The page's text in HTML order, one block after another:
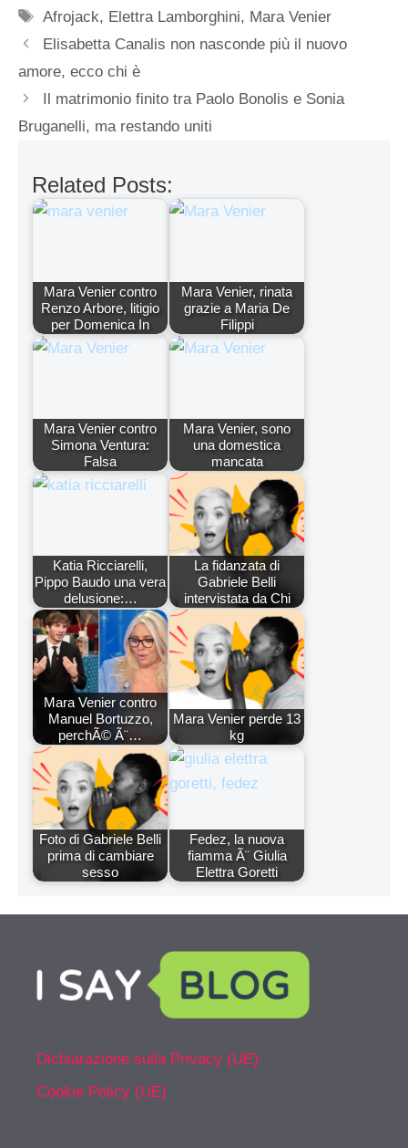
Tag
Afrojack, Elettra Lamborghini, Mara Venier
Elisabetta Canalis non nasconde più il nuovo
amore, ecco chi è
Il matrimonio finito tra Paolo Bonolis e Sonia
Bruganelli, ma restando uniti
Related Posts:
Mara Venier contro
Renzo Arbore, litigio
per Domenica In
Mara Venier, rinata
grazie a Maria De
Filippi
Mara Venier contro
Simona Ventura:
Falsa
Mara Venier, sono
una domestica
mancata
Katia Ricciarelli,
Pippo Baudo una vera
delusione:…
La fidanzata di
Gabriele Belli
intervistata da Chi
Mara Venier contro
Manuel Bortuzzo,
perchÃ© Ã¨…
Mara Venier perde 13
kg
Foto di Gabriele Belli
prima di cambiare
sesso
Fedez, la nuova
fiamma Ã¨ Giulia
Elettra Goretti
Dichiarazione sulla Privacy (UE)
Cookie Policy (UE)